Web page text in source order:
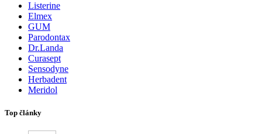
Listerine
Elmex
GUM
Parodontax
Dr.Landa
Curasept
Sensodyne
Herbadent
Meridol
Top články